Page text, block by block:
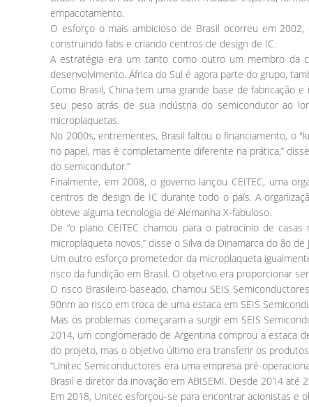
empacotamento.
O esforço o mais ambicioso de Brasil ocorreu em
construindo fabs e criando centros de design de IC.
A estratégia era um tanto como outro um membro da
desenvolvimento. África do Sul é agora parte do grupo,
Como Brasil, China tem uma grande base de fabricação
seu peso atrás de sua indústria do semicondutor ao
microplaquetas.
No 2000s, entrementes, Brasil faltou o financiamento, o
no papel, mas é completamente diferente na prática,”
do semicondutor.”
Finalmente, em 2008, o governo lançou CEITEC, uma
centros de design de IC durante todo o país. A
obteve alguma tecnologia de Alemanha X-fabuloso.
De “o plano CEITEC chamou para o patrocínio de
microplaqueta novos,” disse o Silva da Dinamarca do ão
Um outro esforço prometedor da microplaqueta
risco da fundição em Brasil. O objetivo era proporcionar
O risco Brasileiro-baseado, chamou SEIS
90nm ao risco em troca de uma estaca em SEIS
Mas os problemas começaram a surgir em SEIS
2014, um conglomerado de Argentina comprou a estaca
do projeto, mas o objetivo último era transferir os
“Unitec Semiconductores era uma empresa pré-
Brasil e diretor da inovação em ABISEMI. Desde 2014
Em 2018, Unitec esforçou-se para encontrar acionistas e